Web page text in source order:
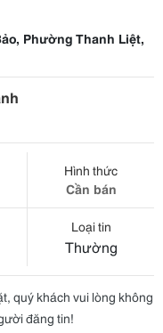
Phường Thanh Liệt,
Hình thức
Cần bán
Loại tin
Thường
quý khách vui lòng không
đăng tin!